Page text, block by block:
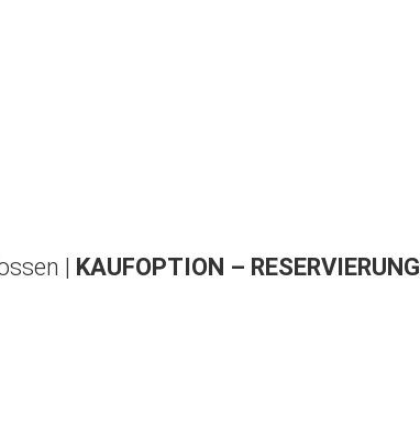
| KAUFOPTION – RESERVIERUNG